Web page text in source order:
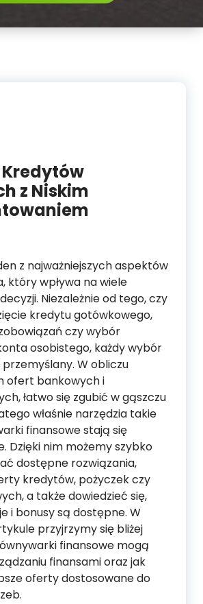
z Niskim
z najważniejszych aspektów
który wpływa na wiele
Niezależnie od tego, czy
kredytu gotówkowego,
czy wybór
osobistego, każdy wybór
W obliczu
ofert bankowych i
łatwo się zgubić w gąszczu
właśnie narzędzia takie
finansowe stają się
Dzięki nim możemy szybko
dostępne rozwiązania,
kredytów, pożyczek czy
a także dowiedzieć się,
i bonusy są dostępne. W
przyjrzymy się bliżej
finansowe mogą
finansami oraz jak
oferty dostosowane do